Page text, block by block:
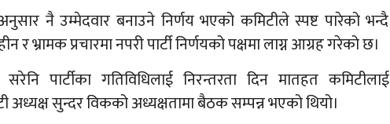
नै उम्मेदवार बनाउने निर्णय भएको कमिटीले स्पष्ट पारेको भन्दै
प्रचारमा नपरी पार्टी निर्णयको पक्षमा लाग्न आग्रह गरेको छ।
पार्टीका गतिविधिलाई निरन्तरता दिन मातहत कमिटीलाई
अध्यक्ष सुन्दर विकको अध्यक्षतामा बैठक सम्पन्न भएको थियो।